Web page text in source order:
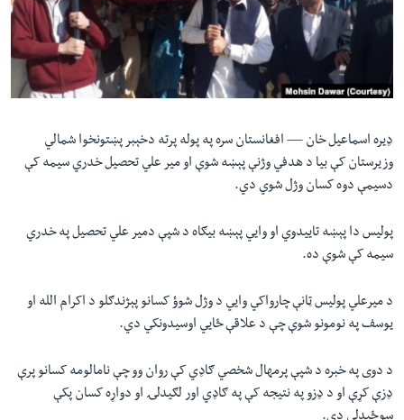
دلته
مرکزي
لټون
واوړئ
اداریه
Learning English
ژبې
ډیره اسماعیل خان — افغانستان سره په پوله پرته دخېبر پښتونخوا شمالي
وزیرستان کې بیا د هدفي وژنې پېښه شوې او میر علي تحصیل خدري سیمه کې
دسیمې دوه کسان وژل شوي دي.
پولیس دا پېښه تاییدوي او وایي پېښه بیګاه د شپې دمیر علي تحصیل په خدري
سیمه کې شوې ده.
د میرعلي پولیس ټانې چارواکي وایي د وژل شوؤ کسانو پېژندګلو د اکرام الله او
یوسف په نومونو شوې چې د علاقې ځایي اوسیدونکي دي.
د دوی په خبره د شپې پرمهال شخصي ګاډي کې روان وو چې نامالومه کسانو پرې
ډزې کړې او د ډزو په نتیجه کې په ګاډي اور لګیدلۍ او دواړه کسان پکې